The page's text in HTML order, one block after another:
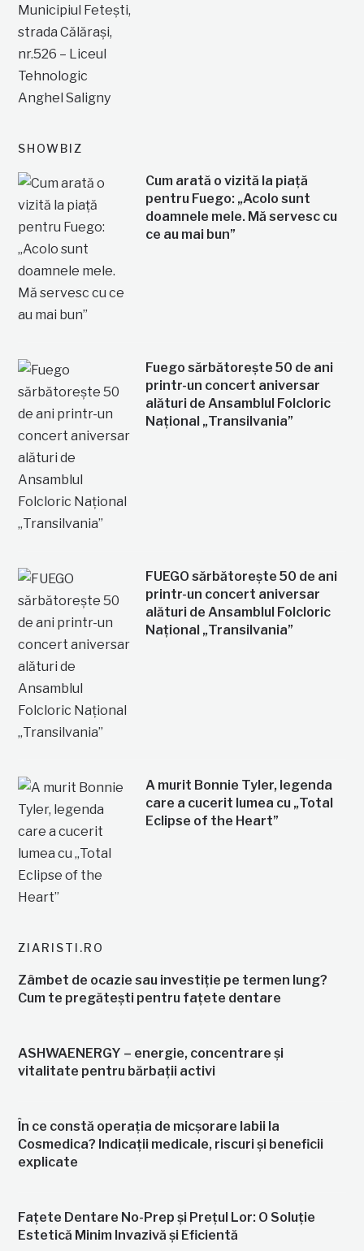
SHOWBIZ
Cum arată o vizită la piață
pentru Fuego: „Acolo sunt
doamnele mele. Mă servesc cu
ce au mai bun”
Fuego sărbătorește 50 de ani
printr-un concert aniversar
alături de Ansamblul Folcloric
Național „Transilvania”
FUEGO sărbătorește 50 de ani
printr-un concert aniversar
alături de Ansamblul Folcloric
Național „Transilvania”
A murit Bonnie Tyler, legenda
care a cucerit lumea cu „Total
Eclipse of the Heart”
ZIARISTI.RO
Zâmbet de ocazie sau investiție pe termen lung?
Cum te pregătești pentru fațete dentare
ASHWAENERGY – energie, concentrare și
vitalitate pentru bărbații activi
În ce constă operația de micșorare labii la
Cosmedica? Indicații medicale, riscuri și beneficii
explicate
Fațete Dentare No-Prep și Prețul Lor: O Soluție
Estetică Minim Invazivă și Eficientă